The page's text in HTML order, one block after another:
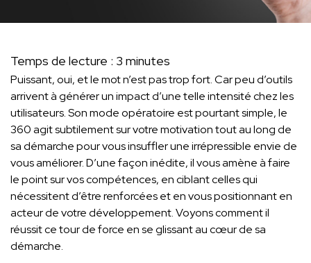
Temps de lecture : 3 minutes
Puissant, oui, et le mot n’est pas trop fort. Car peu d’outils
arrivent à générer un impact d’une telle intensité chez les
utilisateurs. Son mode opératoire est pourtant simple, le
360 agit subtilement sur votre motivation tout au long de
sa démarche pour vous insuffler une irrépressible envie de
vous améliorer. D’une façon inédite, il vous amène à faire
le point sur vos compétences, en ciblant celles qui
nécessitent d’être renforcées et en vous positionnant en
acteur de votre développement. Voyons comment il
réussit ce tour de force en se glissant au cœur de sa
démarche.